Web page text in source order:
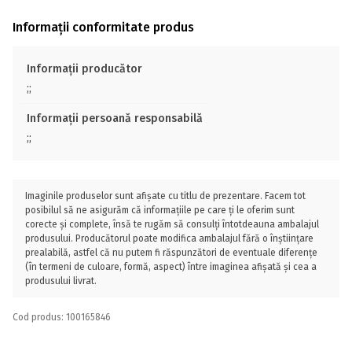
Informații conformitate produs
Informații producător
;;
Informații persoană responsabilă
;;
Imaginile produselor sunt afișate cu titlu de prezentare. Facem tot
posibilul să ne asigurăm că informațiile pe care ți le oferim sunt
corecte și complete, însă te rugăm să consulți întotdeauna ambalajul
produsului. Producătorul poate modifica ambalajul fără o înștiințare
prealabilă, astfel că nu putem fi răspunzători de eventuale diferențe
(în termeni de culoare, formă, aspect) între imaginea afișată și cea a
produsului livrat.
Cod produs: 100165846